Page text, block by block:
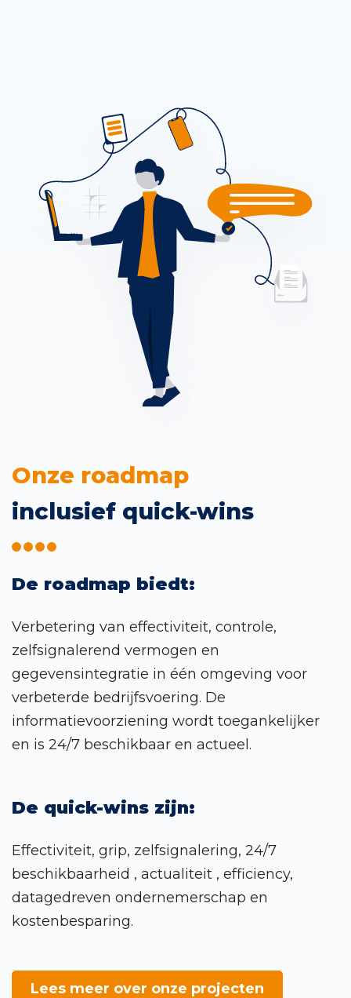
Ons proces
Cases
Werken bij One Portal
Onze roadmap
inclusief quick-wins
De roadmap biedt:
Verbetering van effectiviteit, controle,
zelfsignalerend vermogen en
gegevensintegratie in één omgeving voor
verbeterde bedrijfsvoering. De
informatievoorziening wordt toegankelijker
en is 24/7 beschikbaar en actueel.
De quick-wins zijn:
Effectiviteit, grip, zelfsignalering, 24/7
beschikbaarheid , actualiteit , efficiency,
datagedreven ondernemerschap en
kostenbesparing.
Lees meer over onze projecten